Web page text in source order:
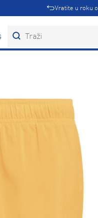
Vratite u roku